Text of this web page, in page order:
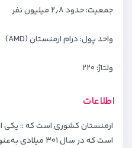
جمعیت: حدود ۲٫۸ میلیون نفر
واحد پول: درام ارمنستان (AMD)
ولتاژ: ۲۲۰
اطلاعات
ارمنستان کشوری است که :: یکی
است که در سال